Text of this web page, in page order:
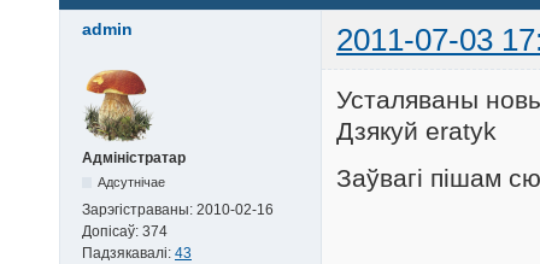
admin 2011-07-03
Адміністратар
Адсутнічае
Зарэгістраваны: 2010-02-16
Допісаў: 374
Падзякавалі: 43
Усталяваны
Дзякуй eratyk
Заўвагі пішам